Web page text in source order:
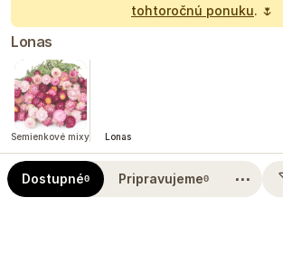
tohtoročnú ponuku. 🌷
Lonas
Semienkové mixy Lonas
Dostupné0 Pripravujeme0 ⋯